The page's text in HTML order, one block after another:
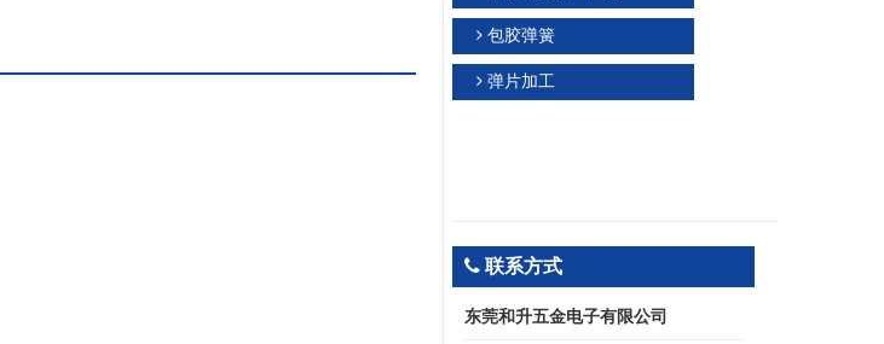
包胶弹簧
弹片加工
联系方式
东莞和升五金电子有限公司